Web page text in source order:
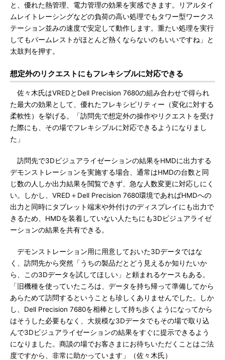
と、優れた熱管理、電力管理の効果を実感できます。リアルタイ
ムレイトレーシングなどの負荷の高い処理でもタワー型ワークス
テーション並みの速度で安定して動作します。重たい処理を実行
してもパームレストがほとんど熱くならないのもいいですね」と
太鼓判を押す。
想定外のリクエストにもフレキシブルに対応できる
佐々木氏はVREDとDell Precision 7680の組み合わせで得られ
た最大の効果として、優れたフレキシビリティー（変化に対する
柔軟性）を挙げる。「訪問先で想定外の操作やリクエストを受け
た際にも、その場でフレキシブルに対応できるようになりまし
た」
訪問先で3Dビジュアライゼーションの結果をHMDに出力する
デモンストレーションを実施する場合、通常はHMDの台数と同
じ数の人しか出力結果を閲覧できず、急な人数変更に対応しにく
い。しかし、VRED＋Dell Precision 7680環境であればHMDへの
出力と同時にタブレット端末や外付けのディスプレイにも出力で
きるため、HMDを装着していない人たちにも3Dビジュアライゼ
ーションの結果を共有できる。
デモンストレーション用に用意しておいた3Dデータではな
く、訪問先から突然「うちの製品だとどう見えるか知りたいか
ら、この3Dデータを試してほしい」と頼まれるケースもある。
「旧機種を使っていたころは、データを持ち帰って準備してから
あらためて訪問するということも珍しくありませんでした。しか
し、Dell Precision 7680を相棒として持ち歩くようになってから
はそうした必要もなく、大規模な3Dデータでもその場で取り込
んで3Dビジュアライゼーションの結果をすぐに提示できるよう
になりました。商談の場でお客さまにお待ちいただくことはご法
度ですから、非常に助かっています」（佐々木氏）